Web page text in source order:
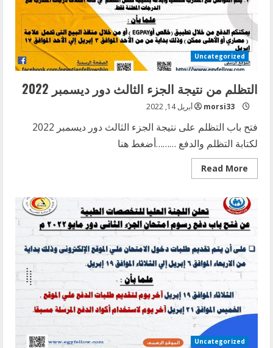
Uncategorized
التظلم من نتيجة الجزء الثالث دور ديسمبر 2022
morsi33 أبريل 14, 2022
فتح باب التظلم على نتيجة الجزء الثالث دور ديسمبر 2022
لكتابة التظلم والدفع ………أضغط هنا
Read More
Read
more
من
نتيجة
الجزء
الثالث
ديسمبر
2022
Uncategorized